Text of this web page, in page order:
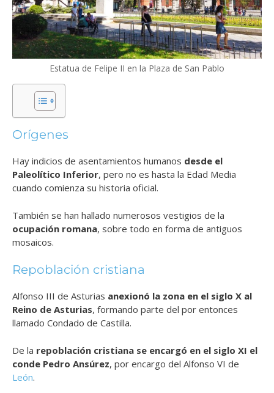
Estatua de Felipe II en la Plaza de San Pablo
Orígenes
Hay indicios de asentamientos humanos desde el
Paleolítico Inferior, pero no es hasta la Edad Media
cuando comienza su historia oficial.
También se han hallado numerosos vestigios de la
ocupación romana, sobre todo en forma de antiguos
mosaicos.
Repoblación cristiana
Alfonso III de Asturias anexionó la zona en el siglo X al
Reino de Asturias, formando parte del por entonces
llamado Condado de Castilla.
De la repoblación cristiana se encargó en el siglo XI el
conde Pedro Ansúrez, por encargo del Alfonso VI de
León.